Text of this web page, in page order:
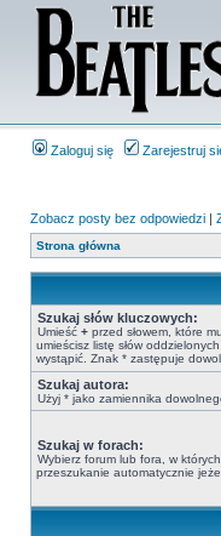
Zaloguj się Zarejestruj
Zobacz posty bez odpowiedzi |
Strona główna
Szukaj słów kluczowych:
Umieść + przed słowem, które
umieścisz listę słów oddzielonych
wystąpić. Znak * zastępuje
Szukaj autora:
Użyj * jako zamiennika
Szukaj w forach:
Wybierz forum lub fora, w
przeszukanie automatycznie